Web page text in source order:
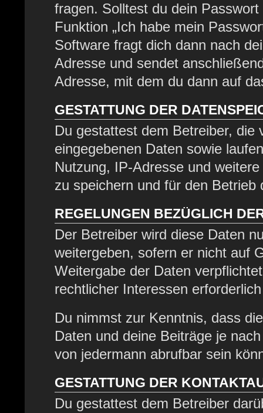
fragen. Solltest du dein
Funktion „Ich habe mein
Software fragt dich dann nach
Adresse und sendet
Adresse, mit dem du dann auf
GESTATTUNG DER
Du gestattest dem Betreiber, die
eingegebenen Daten sowie
Nutzung, IP-Adresse und
zu speichern und für den Betrieb
REGELUNGEN BEZÜGLICH
Der Betreiber wird diese Daten
weitergeben, sofern er nicht auf
Weitergabe der Daten
rechtlicher Interessen
Du nimmst zur Kenntnis, dass
Daten und deine Beiträge je
von jedermann abrufbar sein
GESTATTUNG DER
Du gestattest dem Betreiber